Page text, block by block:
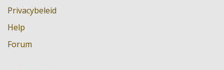
Privacybeleid
Help
Forum